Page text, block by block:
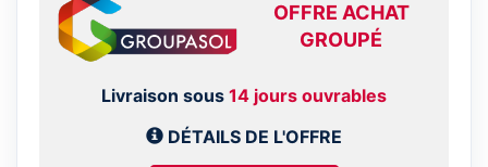
OFFRE ACHAT
GROUPÉ
Livraison sous 14 jours ouvrables
DÉTAILS DE L'OFFRE